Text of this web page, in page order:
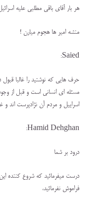
هر بار آقای باقی مطلبی علیه
منشه امیر ها هجوم میارن !
Saied:
اسراییل و مردم آن نژادپرست اند
Hamid Dehghan:
درود بر شما
درست میفرمائید که شروع کننده
فراموش نفرمائید،